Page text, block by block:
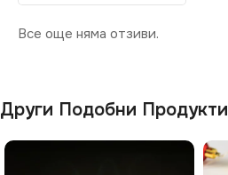
Все още няма отзиви.
Други Подобни Продукти